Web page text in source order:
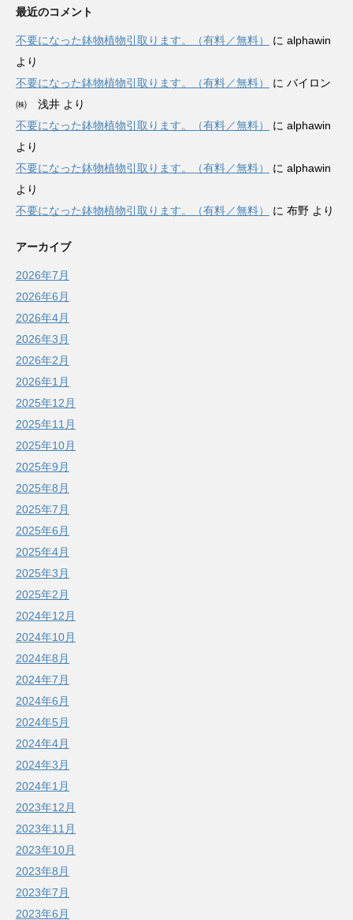
最近のコメント
不要になった鉢物植物引取ります。（有料／無料） に alphawin
より
不要になった鉢物植物引取ります。（有料／無料）
に バイロン
㈱ 浅井 より
不要になった鉢物植物引取ります。（有料／無料）
に alphawin
より
不要になった鉢物植物引取ります。（有料／無料）
に alphawin
より
不要になった鉢物植物引取ります。（有料／無料）
に 布野 より
アーカイブ
2026年7月
2026年6月
2026年4月
2026年3月
2026年2月
2026年1月
2025年12月
2025年11月
2025年10月
2025年9月
2025年8月
2025年7月
2025年6月
2025年4月
2025年3月
2025年2月
2024年12月
2024年10月
2024年8月
2024年7月
2024年6月
2024年5月
2024年4月
2024年3月
2024年1月
2023年12月
2023年11月
2023年10月
2023年8月
2023年7月
2023年6月